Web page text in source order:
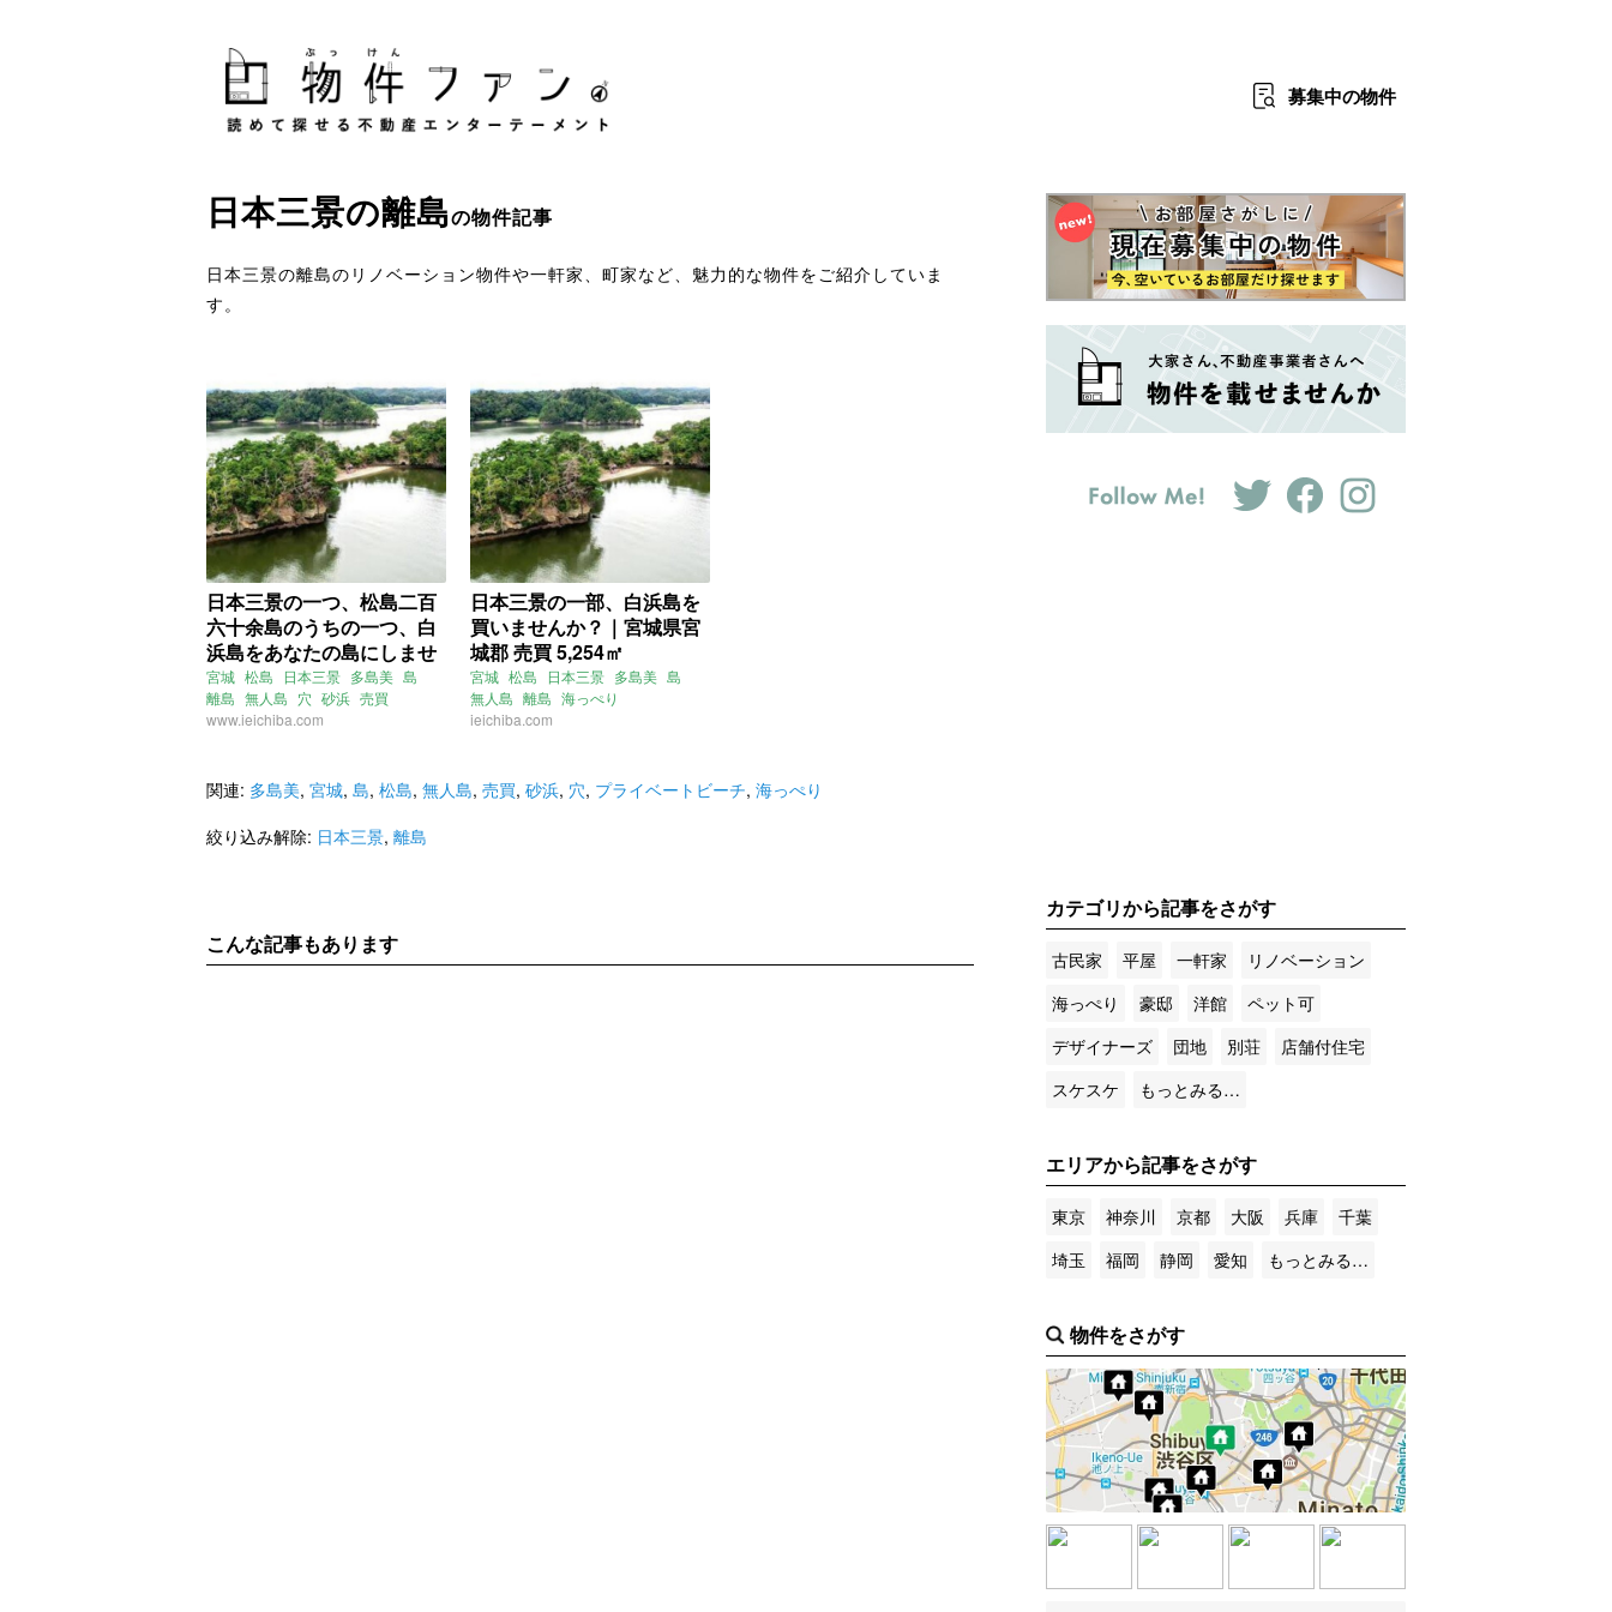
募集中の物件
日本三景の離島の物件記事
日本三景の離島のリノベーション物件や一軒家、町家など、魅力的な物件をご紹介していま
す。
日本三景の一つ、松島二百
六十余島のうちの一つ、白
浜島をあなたの島にしませ
んか？ (宮城県宮城郡5254
㎡の無人島）
宮城 松島 日本三景 多島美 島
離島 無人島 穴 砂浜 売買
www.ieichiba.com
日本三景の一部、白浜島を
買いませんか？｜宮城県宮
城郡 売買 5,254㎡
宮城 松島 日本三景 多島美 島
無人島 離島 海っぺり
プライベートビーチ
ieichiba.com
関連: 多島美, 宮城, 島, 松島, 無人島, 売買, 砂浜, 穴, プライベートビーチ, 海っぺり
絞り込み解除: 日本三景, 離島
こんな記事もあります
カテゴリから記事をさがす
古民家 平屋 一軒家
リノベーション
海っぺり
豪邸 洋館
ペット可
デザイナーズ
団地 別荘
店舗付住宅
スケスケ
もっとみる…
エリアから記事をさがす
東京 神奈川 京都 大阪 兵庫
千葉
埼玉
福岡 静岡 愛知 もっとみる…
物件をさがす